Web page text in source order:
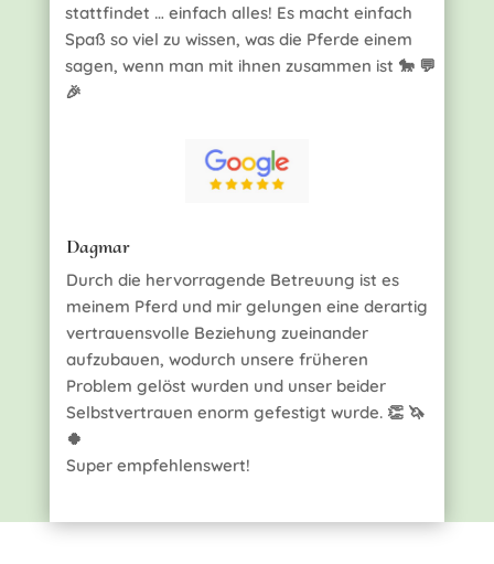
stattfindet … einfach alles! Es macht einfach
Spaß so viel zu wissen, was die Pferde einem
sagen, wenn man mit ihnen zusammen ist 🐎 💬
🎉
Dagmar
Durch die hervorragende Betreuung ist es
meinem Pferd und mir gelungen eine derartig
vertrauensvolle Beziehung zueinander
aufzubauen, wodurch unsere früheren
Problem gelöst wurden und unser beider
Selbstvertrauen enorm gefestigt wurde. 👏 🦄
🍀
Super empfehlenswert!